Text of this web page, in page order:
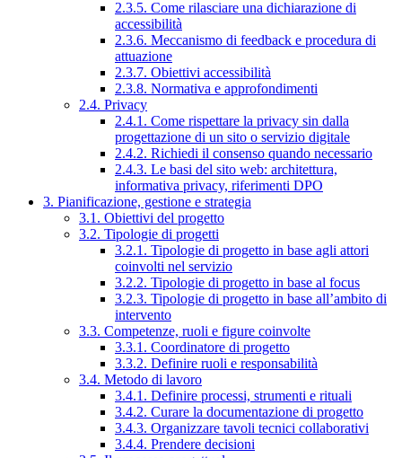
2.3.5. Come rilasciare una dichiarazione di
accessibilità
2.3.6. Meccanismo di feedback e procedura di
attuazione
2.3.7. Obiettivi accessibilità
2.3.8. Normativa e approfondimenti
2.4. Privacy
2.4.1. Come rispettare la privacy sin dalla
progettazione di un sito o servizio digitale
2.4.2. Richiedi il consenso quando necessario
2.4.3. Le basi del sito web: architettura,
informativa privacy, riferimenti DPO
3. Pianificazione, gestione e strategia
3.1. Obiettivi del progetto
3.2. Tipologie di progetti
3.2.1. Tipologie di progetto in base agli attori
coinvolti nel servizio
3.2.2. Tipologie di progetto in base al focus
3.2.3. Tipologie di progetto in base all’ambito di
intervento
3.3. Competenze, ruoli e figure coinvolte
3.3.1. Coordinatore di progetto
3.3.2. Definire ruoli e responsabilità
3.4. Metodo di lavoro
3.4.1. Definire processi, strumenti e rituali
3.4.2. Curare la documentazione di progetto
3.4.3. Organizzare tavoli tecnici collaborativi
3.4.4. Prendere decisioni